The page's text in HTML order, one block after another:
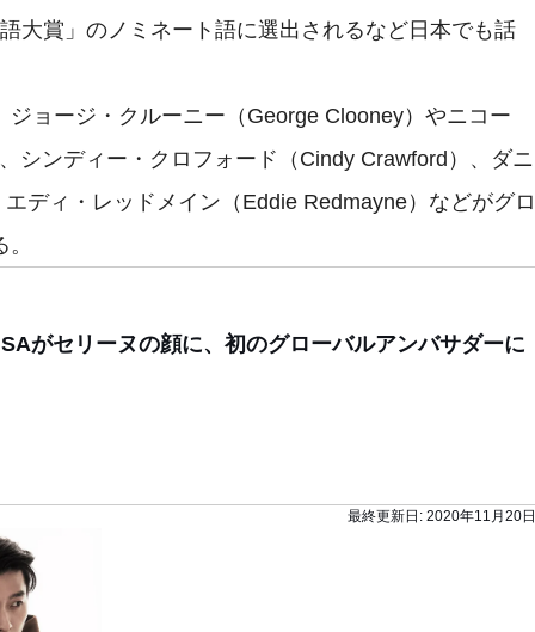
大賞」のノミネート語に選出されるなど日本でも話
ョージ・クルーニー（George Clooney）やニコー
シンディー・クロフォード（Cindy Crawford）、ダニ
ディ・レッドメイン（Eddie Redmayne）などがグロ
がセリーヌの顔に、初のグローバルアンバサダーに
最終更新日: 2020年11月20日